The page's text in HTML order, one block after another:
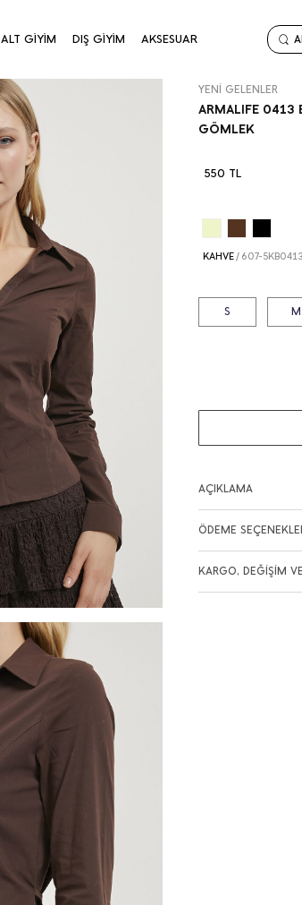
ALT GİYİM DIŞ GİYİM AKSESUAR
YENİ GELENLER
ARMALIFE 0413
GÖMLEK
550 TL
S M
KAHVE/ 607-
AÇIKLAMA
ÖDEME
KARGO, DEĞİŞİM